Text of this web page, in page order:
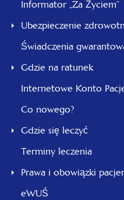
Informator „Za Życiem”
Ubezpieczenie
Świadczenia
Gdzie na ratunek
Internetowe Konto
Co nowego?
Gdzie się leczyć
Terminy leczenia
Prawa i obowiązki
eWUŚ